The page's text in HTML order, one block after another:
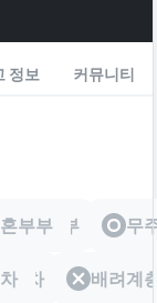
정보 커뮤니티
신혼부부
부부 무
동차 배려
배려계